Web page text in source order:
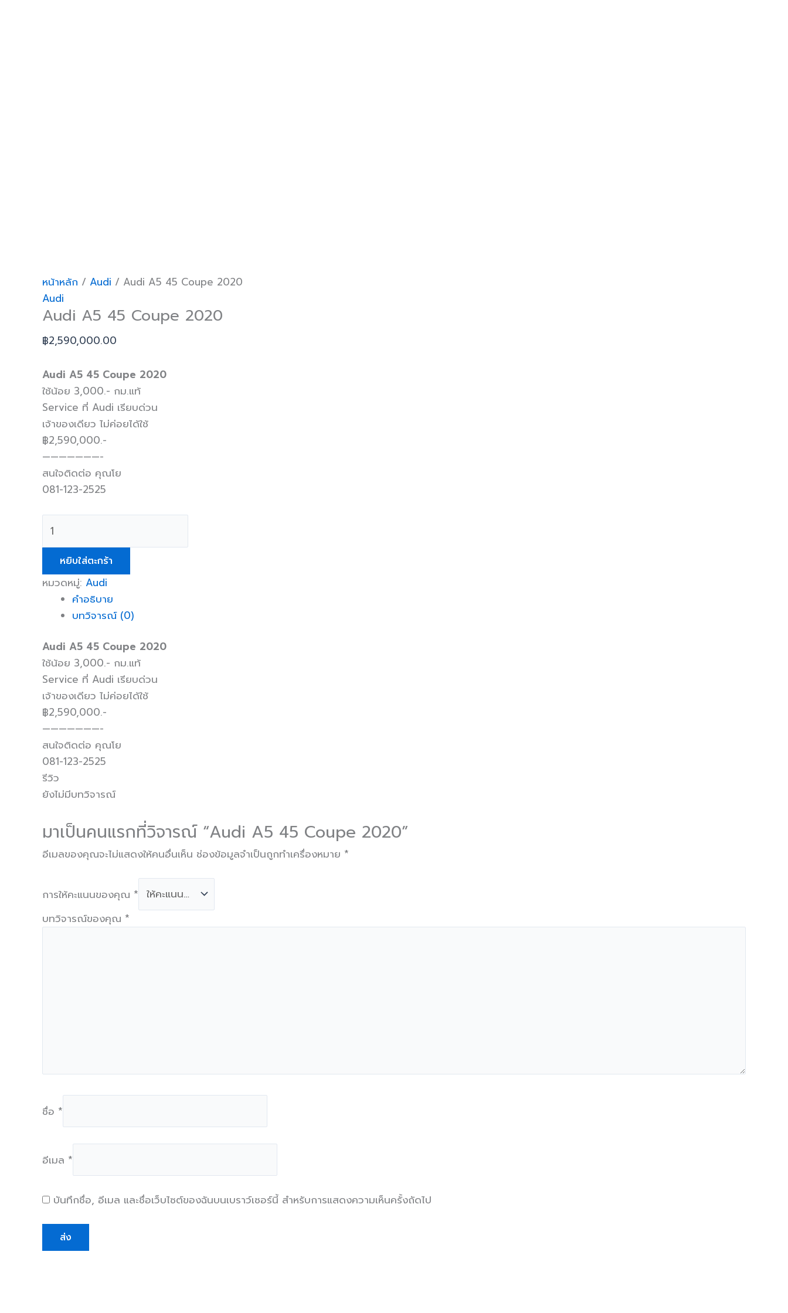
หน้าหลัก / Audi / Audi A5 45 Coupe 2020
Audi
Audi A5 45 Coupe 2020
฿2,590,000.00
Audi A5 45 Coupe 2020
ใช้น้อย 3,000.- กม.แท้
Service ที่ Audi เรียบด่วน
เจ้าของเดียว ไม่ค่อยได้ใช้
฿2,590,000.-
———————-
สนใจติดต่อ คุณโย
081-123-2525
หยิบใส่ตะกร้า
หมวดหมู่: Audi
คำอธิบาย
บทวิจารณ์ (0)
Audi A5 45 Coupe 2020
ใช้น้อย 3,000.- กม.แท้
Service ที่ Audi เรียบด่วน
เจ้าของเดียว ไม่ค่อยได้ใช้
฿2,590,000.-
———————-
สนใจติดต่อ คุณโย
081-123-2525
รีวิว
ยังไม่มีบทวิจารณ์
มาเป็นคนแรกที่วิจารณ์ “Audi A5 45 Coupe 2020”
อีเมลของคุณจะไม่แสดงให้คนอื่นเห็น ช่องข้อมูลจำเป็นถูกทำเครื่องหมาย *
การให้คะแนนของคุณ *
บทวิจารณ์ของคุณ *
ชื่อ *
อีเมล *
บันทึกชื่อ, อีเมล และชื่อเว็บไซต์ของฉันบนเบราว์เซอร์นี้ สำหรับการแสดงความเห็นครั้งถัดไป